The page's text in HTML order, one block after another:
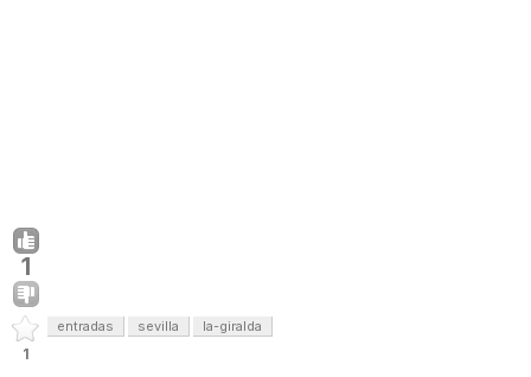
1
1
entradas sevilla la-giralda